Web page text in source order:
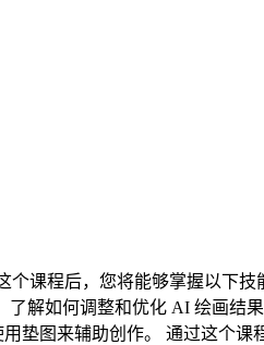
课程后，您将能够掌握以下
解如何调整和优化 AI 绘画结
垫图来辅助创作。 通过这个